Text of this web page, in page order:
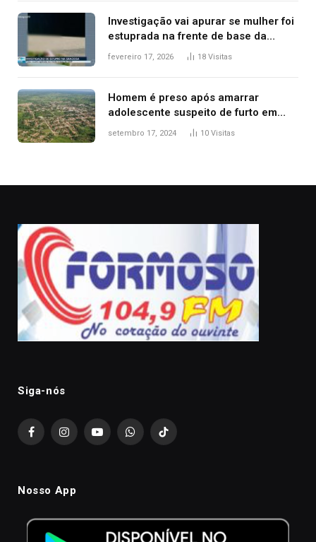
Investigação vai apurar se mulher foi
estuprada na frente de base da
Guarda Metropolitana de Palmas, diz
fevereiro 17, 2026 18 Visitas
Homem é preso após amarrar
adolescente suspeito de furto em
estaca de cerca e agredi-lo
setembro 17, 2024 10 Visitas
Siga-nós
FacebookInstagramYouTubeWhatsAppTikTok
Nosso App